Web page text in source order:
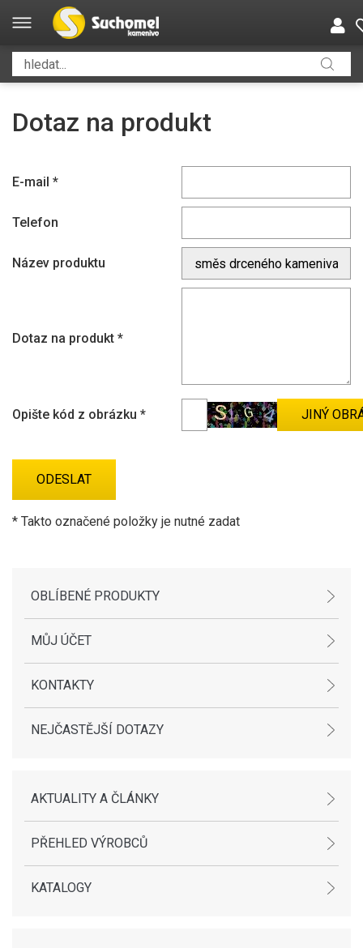
Dotaz na produkt
E-mail *
Telefon
Název produktu
Dotaz na produkt *
Opište kód z obrázku *
* Takto označené položky je nutné zadat
OBLÍBENÉ PRODUKTY
MŮJ ÚČET
KONTAKTY
NEJČASTĚJŠÍ DOTAZY
AKTUALITY A ČLÁNKY
PŘEHLED VÝROBCŮ
KATALOGY